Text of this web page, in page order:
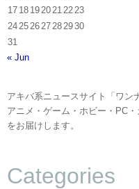
17 18 19 20 21 22 23
24 25 26 27 28 2930
31
« Jun
アキバ系ニュースサイト「ワン
アニメ・ゲーム・ホビー・PC
をお届けします。
Categories